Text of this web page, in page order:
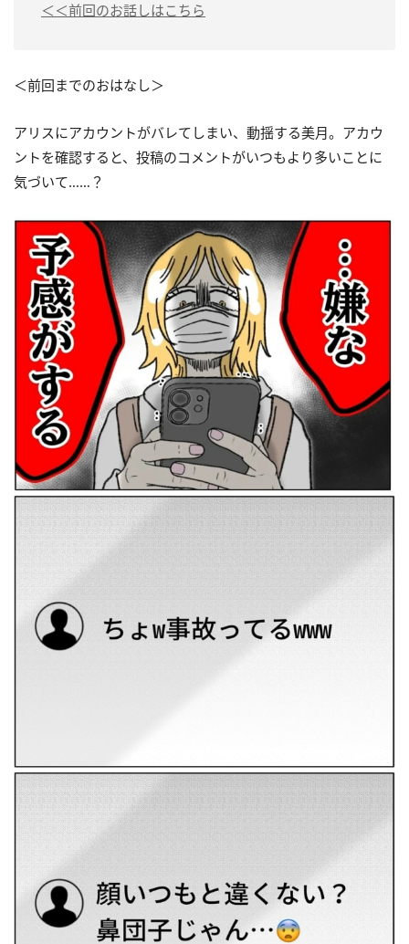
＜＜前回のお話しはこちら
＜前回までのおはなし＞
アリスにアカウントがバレてしまい、動揺する美月。アカウ
ントを確認すると、投稿のコメントがいつもより多いことに
気づいて……？